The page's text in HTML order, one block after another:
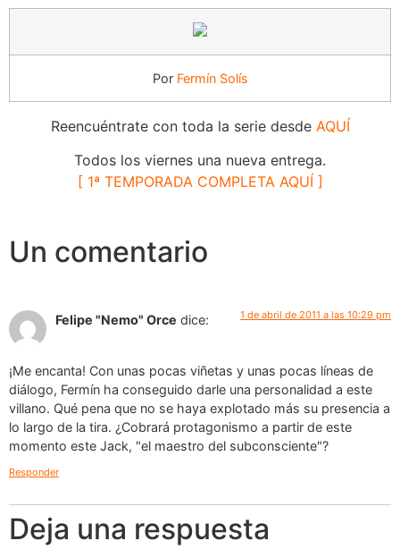
Por Fermín Solís
Reencuéntrate con toda la serie desde AQUÍ
Todos los viernes una nueva entrega.
[ 1ª TEMPORADA COMPLETA AQUÍ ]
Un comentario
Felipe "Nemo" Orce dice: 1 de abril de 2011 a las 10:29 pm
¡Me encanta! Con unas pocas viñetas y unas pocas líneas de
diálogo, Fermín ha conseguido darle una personalidad a este
villano. Qué pena que no se haya explotado más su presencia a
lo largo de la tira. ¿Cobrará protagonismo a partir de este
momento este Jack, "el maestro del subconsciente"?
Responder
Deja una respuesta